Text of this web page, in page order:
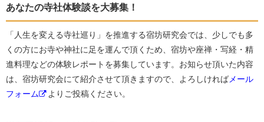
あなたの寺社体験談を大募集！
「人生を変える寺社巡り」を推進する宿坊研究会では、少しでも多
くの方にお寺や神社に足を運んで頂くため、宿坊や座禅・写経・精
進料理などの体験レポートを募集しています。お知らせ頂いた内容
は、宿坊研究会にて紹介させて頂きますので、よろしければ メール
フォーム
よりご投稿ください。